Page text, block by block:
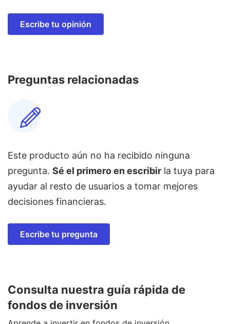
Escribe tu opinión
Preguntas relacionadas
Este producto aún no ha recibido ninguna
pregunta. Sé el primero en escribir la tuya para
ayudar al resto de usuarios a tomar mejores
decisiones financieras.
Escribe tu pregunta
Consulta nuestra guía rápida de
fondos de inversión